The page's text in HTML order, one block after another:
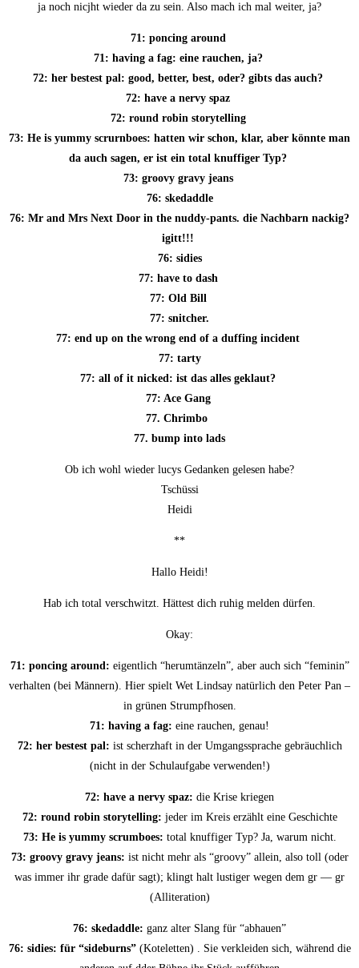
ja noch nic­jht wie­der da zu sein. Also mach ich mal wei­ter, ja?
71: pon­cing around
71: having a fag: eine rau­chen, ja?
72: her bes­test pal: good, bet­ter, best, oder? gibts das auch?
72: have a ner­vy spaz
72: round robin storytelling
73: He is yum­my scr­urn­boes: hat­ten wir schon, klar, aber könn­te man
da auch sagen, er ist ein total knuf­fi­ger Typ?
73: groo­vy gra­vy jeans
76: ske­dadd­le
76: Mr and Mrs Next Door in the nud­dy-pants. die Nach­barn nackig?
igitt!!!
76: sidies
77: have to dash
77: Old Bill
77: snit­cher.
77: end up on the wrong end of a duf­fing incident
77: tar­ty
77: all of it nicked: ist das alles geklaut?
77: Ace Gang
77. Chrim­bo
77. bump into lads
Ob ich wohl wie­der lucys Gedan­ken gele­sen habe?
Tschüssi
Heidi
**
Hal­lo Heidi!
Hab ich total ver­schwitzt. Hät­test dich ruhig mel­den dürfen.
Okay:
71: pon­cing around: eigent­lich “her­um­tän­zeln”, aber auch sich “femi­nin”
ver­hal­ten (bei Män­nern). Hier spielt Wet Lind­say natür­lich den Peter Pan –
in grü­nen Strumpfhosen.
71: having a fag: eine rau­chen, genau!
72: her bes­test pal: ist scherz­haft in der Umgangs­spra­che gebräuch­lich
(nicht in der Schul­auf­ga­be verwenden!)
72: have a ner­vy spaz: die Kri­se kriegen
72: round robin sto­rytel­ling: jeder im Kreis erzählt eine Geschichte
73: He is yum­my scrum­boes: total knuf­fi­ger Typ? Ja, war­um nicht.
73: groo­vy gra­vy jeans: ist nicht mehr als “groo­vy” allein, also toll (oder
was immer ihr gra­de dafür sagt); klingt halt lus­ti­ger wegen dem gr — gr
(Alli­te­ra­ti­on)
76: ske­dadd­le: ganz alter Slang für “abhau­en”
76: sidies: für “sideb­urns”(Kote­let­ten) . Sie ver­klei­den sich, wäh­rend die